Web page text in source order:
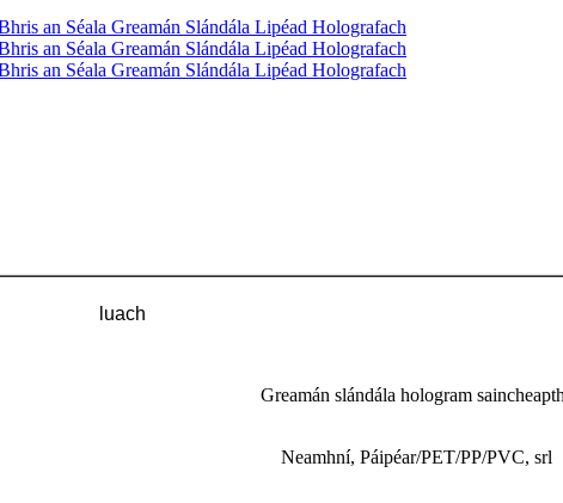
luach
Greamán slándála hologram
Neamhní, Páipéar/PET/PP/PVC, srl